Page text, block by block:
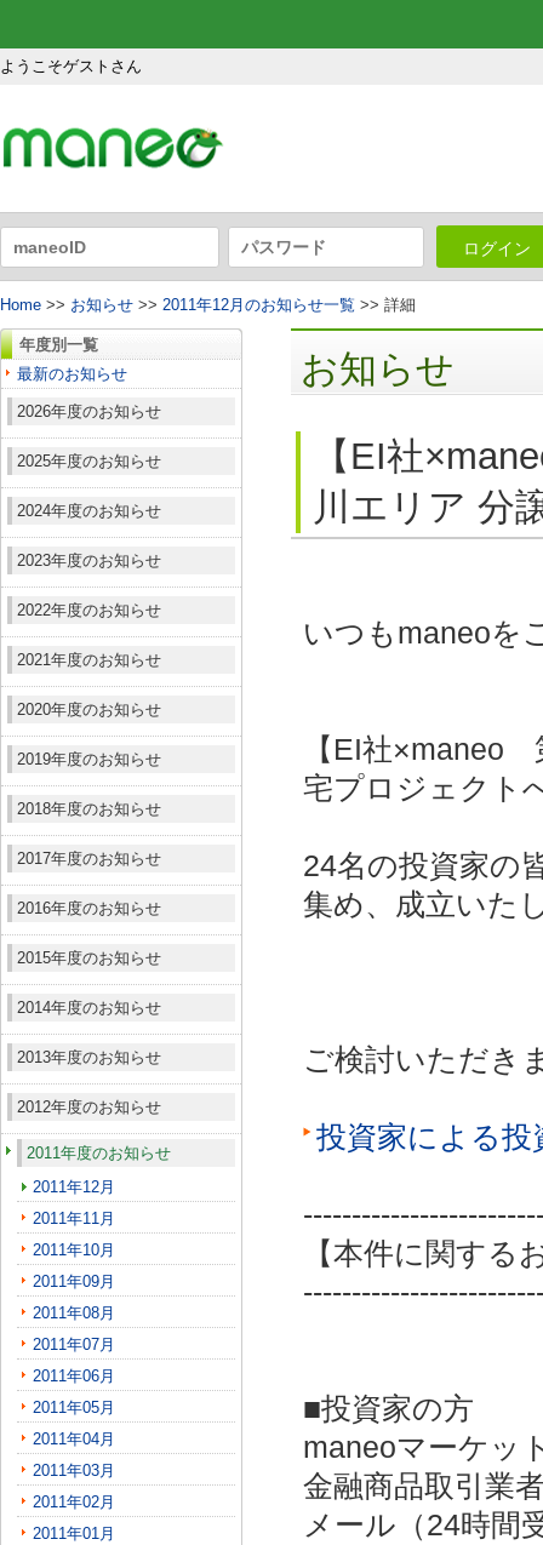
ようこそゲストさん
ログイン
Home >> お知らせ >> 2011年12月のお知らせ一覧 >> 詳細
年度別一覧
最新のお知らせ
2026年度のお知らせ
2025年度のお知らせ
2024年度のお知らせ
2023年度のお知らせ
2022年度のお知らせ
2021年度のお知らせ
2020年度のお知らせ
2019年度のお知らせ
2018年度のお知らせ
2017年度のお知らせ
2016年度のお知らせ
2015年度のお知らせ
2014年度のお知らせ
2013年度のお知らせ
2012年度のお知らせ
2011年度のお知らせ
2011年12月
2011年11月
2011年10月
2011年09月
2011年08月
2011年07月
2011年06月
2011年05月
2011年04月
2011年03月
2011年02月
2011年01月
お知らせ
【EI社
川エリア 分
いつもmaneoを
【EI社×maneo
宅プロジェクト
24名の投資家の
集め、成立いた
ご検討いただき
投資家による
【本件に関する
■投資家の方
maneoマーケッ
金融商品取引業
メール（24時間